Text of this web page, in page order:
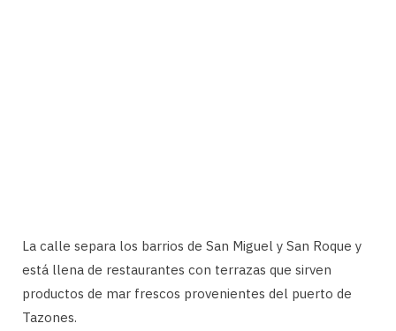
La calle separa los barrios de San Miguel y San Roque y
está llena de restaurantes con terrazas que sirven
productos de mar frescos provenientes del puerto de
Tazones.